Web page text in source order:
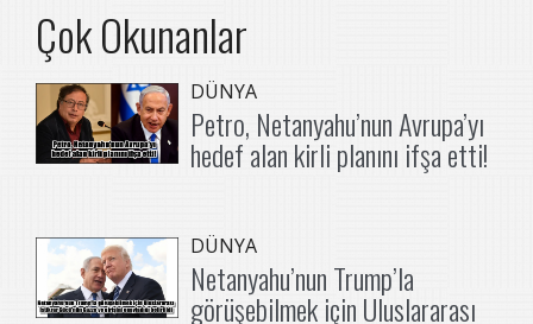
Çok Okunanlar
DÜNYA
Petro, Netanyahu’nun Avrupa’yı
hedef alan kirli planını ifşa etti!
DÜNYA
Netanyahu’nun Trump’la
görüşebilmek için Uluslararası